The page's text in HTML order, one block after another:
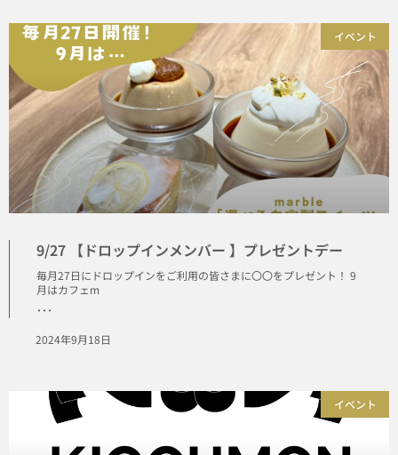
イベント
9/27 【ドロップインメンバー 】プレゼントデー
毎月27日にドロップインをご利用の皆さまに〇〇をプレゼント！ 9
月はカフェm
･･･
2024年9月18日
イベント